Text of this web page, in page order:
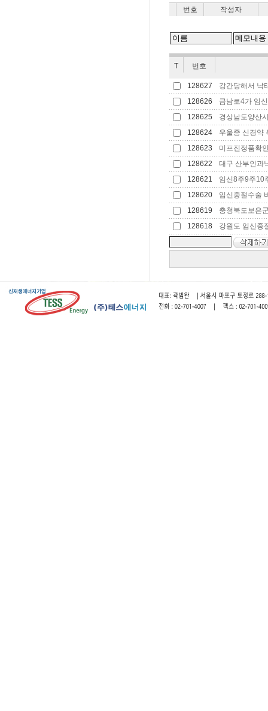
번호 작성자
T 번호
128627
강간당해서 낙
128626
금남로4가 임
128625
경상남도양산
128624
우울증 신경약
128623
미프진정품확
128622
대구 산부인과
128621
임신8주9주10
128620
임신중절수술
128619
충청북도보은
128618
강원도 임신중